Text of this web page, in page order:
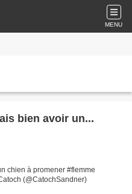
MENU
bien avoir un...
chien à promener #flemme
(@CatochSandner)